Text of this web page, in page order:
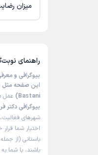
میزان
راهنمای
بیوگرافی و
Bastani)
عمل
بیوگرافی دکتر
شهرهای فعالیت،
اختیار شما
باستانی (از
باشند، با شما